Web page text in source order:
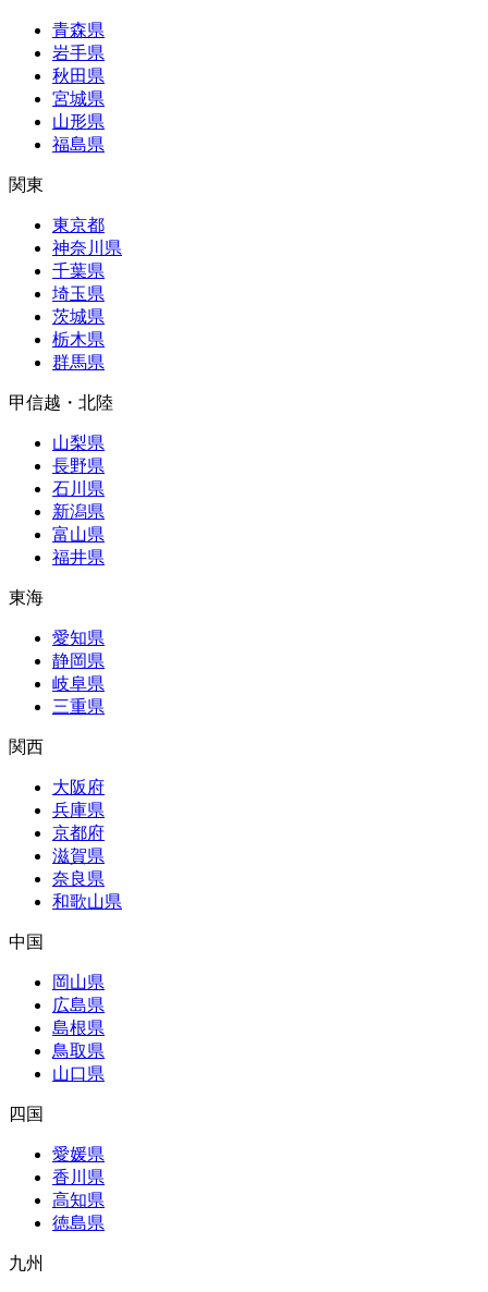
青森県
岩手県
秋田県
宮城県
山形県
福島県
関東
東京都
神奈川県
千葉県
埼玉県
茨城県
栃木県
群馬県
甲信越・北陸
山梨県
長野県
石川県
新潟県
富山県
福井県
東海
愛知県
静岡県
岐阜県
三重県
関西
大阪府
兵庫県
京都府
滋賀県
奈良県
和歌山県
中国
岡山県
広島県
島根県
鳥取県
山口県
四国
愛媛県
香川県
高知県
徳島県
九州